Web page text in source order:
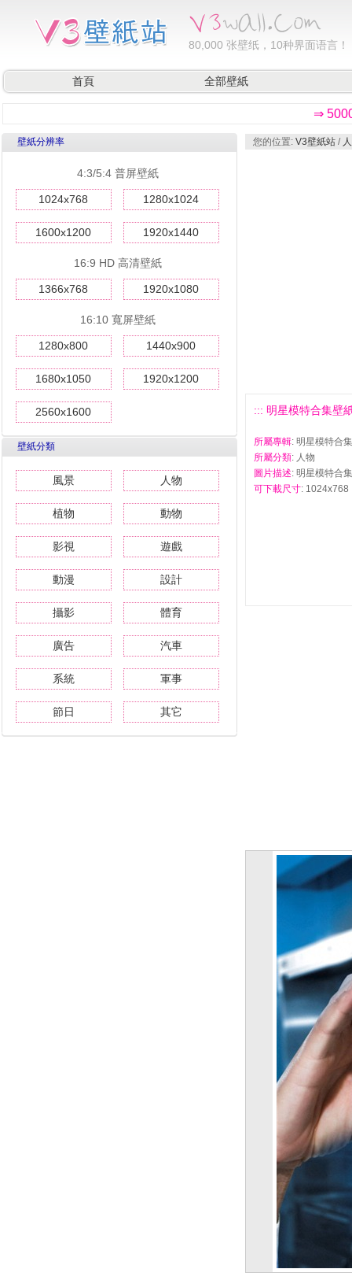
80,000 张壁纸，10种界面语言！
首頁 全部壁紙
⇒
壁紙分辨率
4:3/5:4 普屏壁紙
1024x768 1280x1024
1600x1200 1920x1440
16:9 HD 高清壁紙
1366x768 1920x1080
16:10 寬屏壁紙
1280x800 1440x900
1680x1050 1920x1200
2560x1600
壁紙分類
風景 人物
植物 動物
影視 遊戲
動漫 設計
攝影 體育
廣告 汽車
系統 軍事
節日 其它
您的位置: V3壁紙站 /
::: 明星模特合集壁
所屬專輯: 明星模特合
所屬分類: 人物
圖片描述: 明星模特合
可下載尺寸: